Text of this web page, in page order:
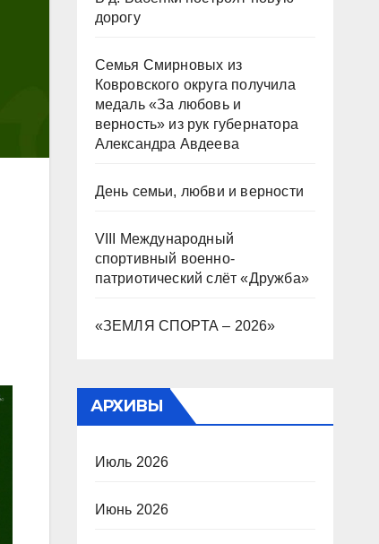
дорогу
Семья Смирновых из
Ковровского округа получила
медаль «За любовь и
верность» из рук губернатора
Александра Авдеева
День семьи, любви и верности
VIII Международный
спортивный военно-
патриотический слёт «Дружба»
«ЗЕМЛЯ СПОРТА – 2026»
АРХИВЫ
Июль 2026
Июнь 2026